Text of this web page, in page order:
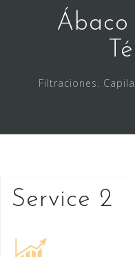
Ábaco
Filtraciones.
Service 2